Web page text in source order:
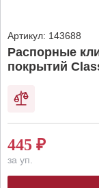
Артикул: 143688
Распорные
покрытий
445 ₽
за уп.